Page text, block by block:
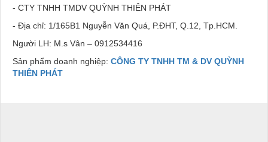
- CTY TNHH TMDV QUỲNH THIÊN PHÁT
- Địa chỉ: 1/165B1 Nguyễn Văn Quá, P.ĐHT, Q.12, Tp.HCM.
Người LH: M.s Vân – 0912534416
Sản phẩm doanh nghiệp: CÔNG TY TNHH TM & DV QUỲNH
THIÊN PHÁT